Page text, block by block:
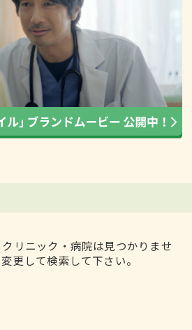
リニック・病院は見つかりませ
更して検索して下さい。